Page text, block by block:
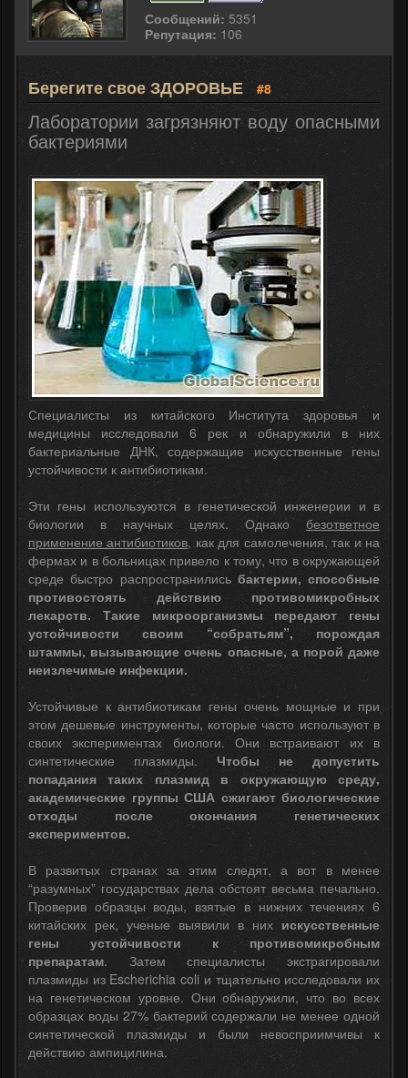
Сообщений: 5351
Репутация: 106
Берегите свое ЗДОРОВЬЕ #8
Лаборатории загрязняют воду опасными
бактериями
Специалисты из китайского Института здоровья и
медицины исследовали 6 рек и обнаружили в них
бактериальные ДНК, содержащие искусственные гены
устойчивости к антибиотикам.
Эти гены используются в генетической инженерии и в
биологии в научных целях. Однако безответное
применение антибиотиков, как для самолечения, так и на
фермах и в больницах привело к тому, что в окружающей
среде быстро распространились бактерии, способные
противостоять действию противомикробных
лекарств. Такие микроорганизмы передают гены
устойчивости своим “собратьям”, порождая
штаммы, вызывающие очень опасные, а порой даже
неизлечимые инфекции.
Устойчивые к антибиотикам гены очень мощные и при
этом дешевые инструменты, которые часто используют в
своих экспериментах биологи. Они встраивают их в
синтетические плазмиды. Чтобы не допустить
попадания таких плазмид в окружающую среду,
академические группы США сжигают биологические
отходы после окончания генетических
экспериментов.
В развитых странах за этим следят, а вот в менее
“разумных” государствах дела обстоят весьма печально.
Проверив образцы воды, взятые в нижних течениях 6
китайских рек, ученые выявили в них искусственные
гены устойчивости к противомикробным
препаратам. Затем специалисты экстрагировали
плазмиды из Escherichia coli и тщательно исследовали их
на генетическом уровне. Они обнаружили, что во всех
образцах воды 27% бактерий содержали не менее одной
синтетической плазмиды и были невосприимчивы к
действию ампицилина.